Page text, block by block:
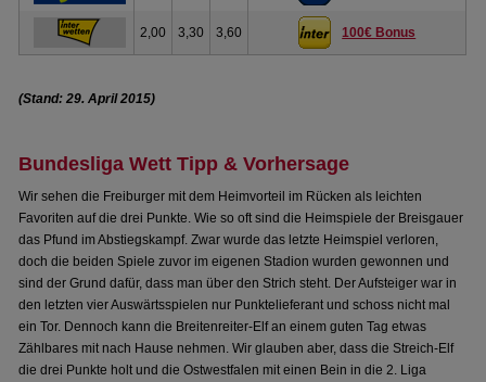
2,00 3,30 3,60 100€ Bonus
(Stand: 29. April 2015)
Bundesliga Wett Tipp & Vorhersage
Wir sehen die Freiburger mit dem Heimvorteil im Rücken als leichten
Favoriten auf die drei Punkte. Wie so oft sind die Heimspiele der Breisgauer
das Pfund im Abstiegskampf. Zwar wurde das letzte Heimspiel verloren,
doch die beiden Spiele zuvor im eigenen Stadion wurden gewonnen und
sind der Grund dafür, dass man über den Strich steht. Der Aufsteiger war in
den letzten vier Auswärtsspielen nur Punktelieferant und schoss nicht mal
ein Tor. Dennoch kann die Breitenreiter-Elf an einem guten Tag etwas
Zählbares mit nach Hause nehmen. Wir glauben aber, dass die Streich-Elf
die drei Punkte holt und die Ostwestfalen mit einen Bein in die 2. Liga